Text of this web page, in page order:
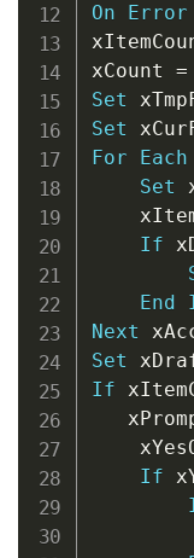
On
Error
xCount =
Set
Set
For
Each
Set
If
End
Next
Set
If
If